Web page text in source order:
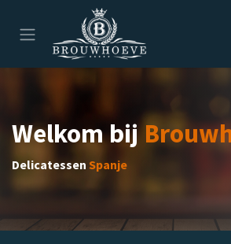
Overslaan naar inhoud
Welkom bij
Delicatessen Spanje